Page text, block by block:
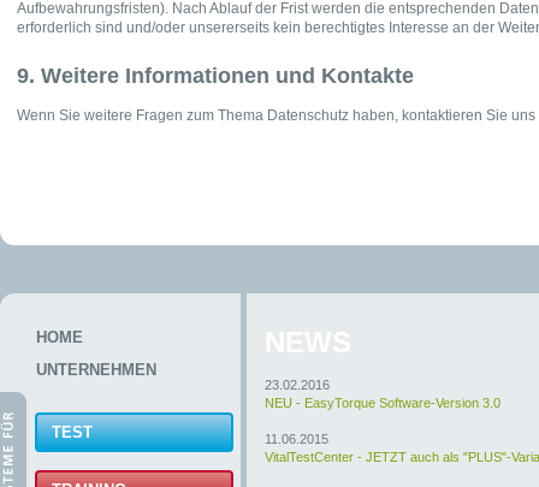
Aufbewahrungsfristen). Nach Ablauf der Frist werden die entsprechenden
erforderlich sind und/oder unsererseits kein berechtigtes Interesse an der
9. Weitere Informationen und Kontakte
Wenn Sie weitere Fragen zum Thema Datenschutz haben, kontaktieren Sie
HOME
UNTERNEHMEN
TEST
NEWS
23.02.2016
NEU - EasyTorque Software-Version 3.0
11.06.2015
VitalTestCenter - JETZT auch als "PLUS"-